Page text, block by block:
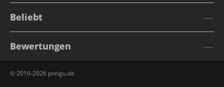
Beliebt
Bewertungen
© 2016-2026 preigu.de